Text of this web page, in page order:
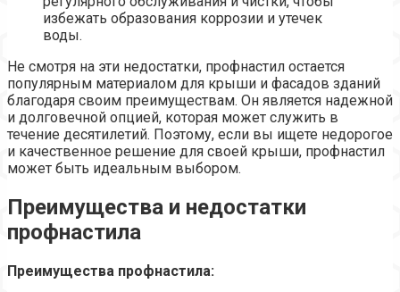
избежать образования коррозии и утечек
воды.
Не смотря на эти недостатки, профнастил остается
популярным материалом для крыши и фасадов зданий
благодаря своим преимуществам. Он является надежной
и долговечной опцией, которая может служить в
течение десятилетий. Поэтому, если вы ищете недорогое
и качественное решение для своей крыши, профнастил
может быть идеальным выбором.
Преимущества и недостатки
профнастила
Преимущества профнастила: